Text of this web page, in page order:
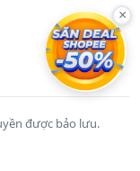
được bảo lưu.
×